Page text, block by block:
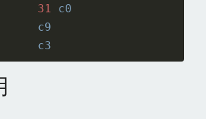
31 c0
c9
c3